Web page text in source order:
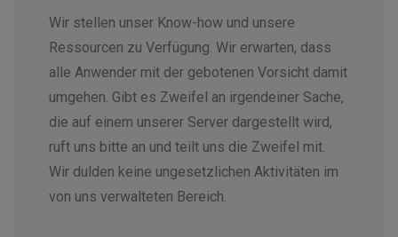
Wir stellen unser Know-how und unsere
Ressourcen zu Verfügung. Wir erwarten, dass
alle Anwender mit der gebotenen Vorsicht damit
umgehen. Gibt es Zweifel an irgendeiner Sache,
die auf einem unserer Server dargestellt wird,
ruft uns bitte an und teilt uns die Zweifel mit.
Wir dulden keine ungesetzlichen Aktivitäten im
von uns verwalteten Bereich.